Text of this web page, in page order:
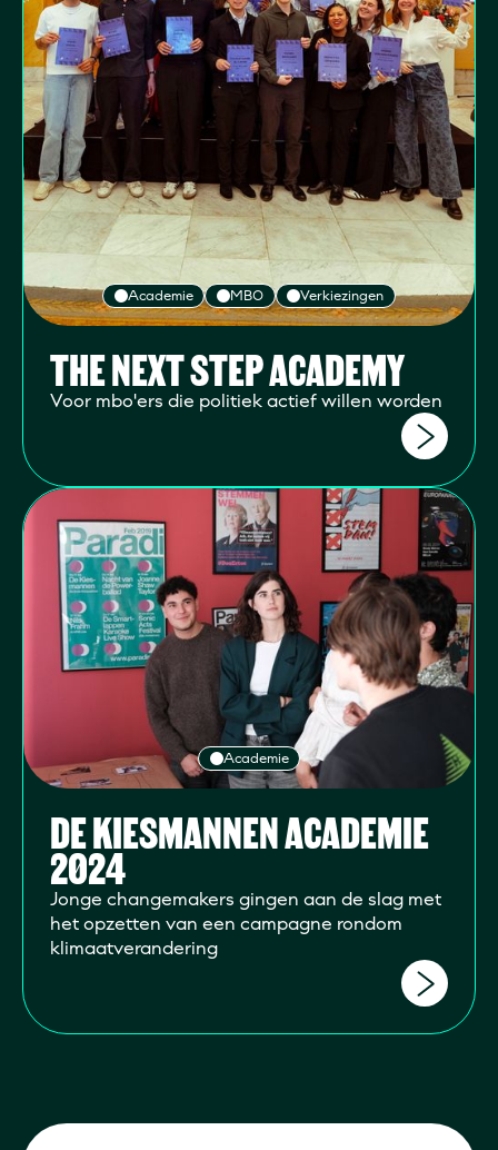
Academie MBO Verkiezingen
THE NEXT STEP ACADEMY
Voor mbo'ers die politiek actief willen worden
Academie
DE KIESMANNEN ACADEMIE
2024
Jonge changemakers gingen aan de slag met
het opzetten van een campagne rondom
klimaatverandering